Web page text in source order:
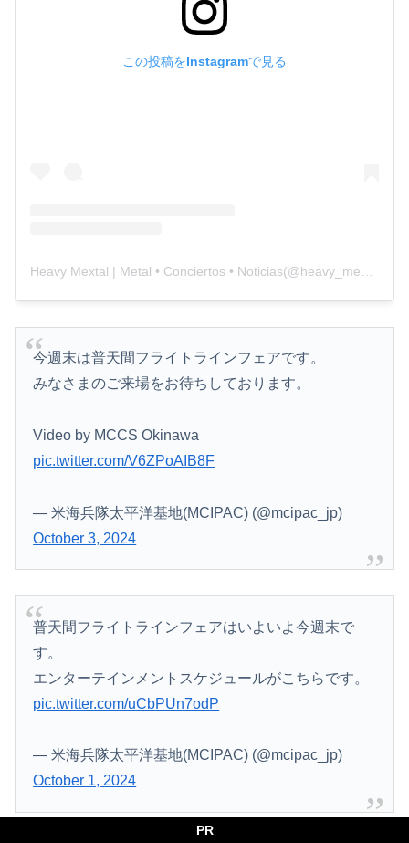
この投稿をInstagramで見る
今週末は普天間フライトラインフェアです。
みなさまのご来場をお待ちしております。
Video by MCCS Okinawa
pic.twitter.com/V6ZPoAIB8F
— 米海兵隊太平洋基地(MCIPAC) (@mcipac_jp)
October 3, 2024
普天間フライトラインフェアはいよいよ今週末で
す。
エンターテインメントスケジュールがこちらです。
pic.twitter.com/uCbPUn7odP
— 米海兵隊太平洋基地(MCIPAC) (@mcipac_jp)
October 1, 2024
PR